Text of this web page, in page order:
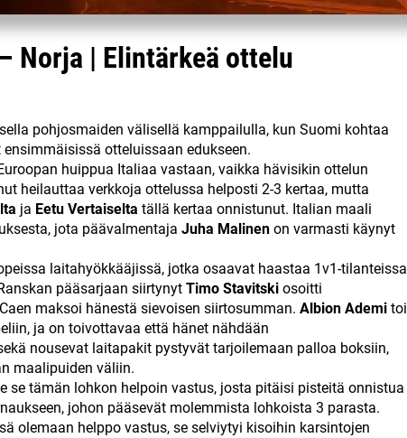
Norja | Elintärkeä ottelu
pohjosmaiden välisellä kamppailulla, kun Suomi kohtaa
otteluissaan edukseen.
huippua Italiaa vastaan, vaikka hävisikin ottelun
heilauttaa verkkoja ottelussa helposti 2-3 kertaa, mutta
ja Eetu Vertaiselta tällä kertaa onnistunut. Italian maali
jota päävalmentaja Juha Malinen on varmasti käynyt
laitahyökkääjissä, jotka osaavat haastaa 1v1-tilanteissa
pääsarjaan siirtynyt Timo Stavitski osoitti
maksoi hänestä sievoisen siirtosumman. Albion Ademi toi
ja on toivottavaa että hänet nähdään
nousevat laitapakit pystyvät tarjoilemaan palloa boksiin,
maalipuiden väliin.
se tämän lohkon helpoin vastus, josta pitäisi pisteitä onnistua
johon pääsevät molemmista lohkoista 3 parasta.
olemaan helppo vastus, se selviytyi kisoihin karsintojen